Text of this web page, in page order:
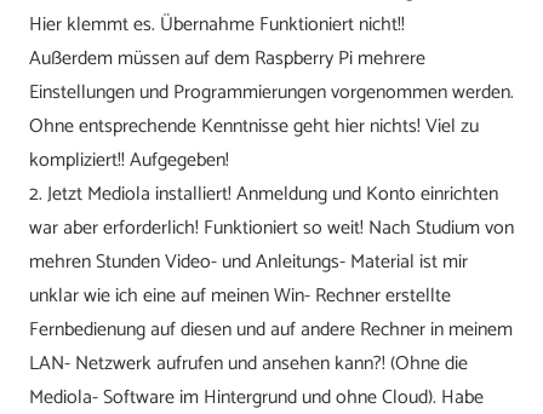
Hier klemmt es. Übernahme Funktioniert nicht!!
Außerdem müssen auf dem Raspberry Pi mehrere
Einstellungen und Programmierungen vorgenommen werden.
Ohne entsprechende Kenntnisse geht hier nichts! Viel zu
kompliziert!! Aufgegeben!
2. Jetzt Mediola installiert! Anmeldung und Konto einrichten
war aber erforderlich! Funktioniert so weit! Nach Studium von
mehren Stunden Video- und Anleitungs- Material ist mir
unklar wie ich eine auf meinen Win- Rechner erstellte
Fernbedienung auf diesen und auf andere Rechner in meinem
LAN- Netzwerk aufrufen und ansehen kann?! (Ohne die
Mediola- Software im Hintergrund und ohne Cloud). Habe